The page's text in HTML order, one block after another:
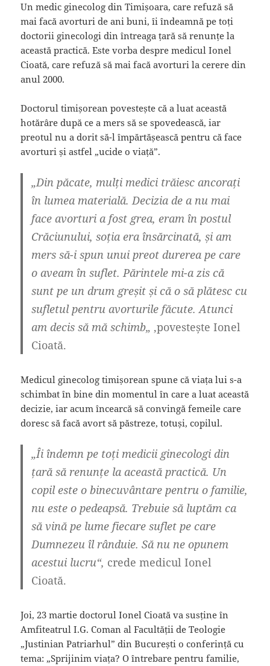
Un medic ginecolog din Timișoara, care refuză să
mai facă avorturi de ani buni, îi îndeamnă pe toți
doctorii ginecologi din întreaga țară să renunțe la
această practică. Este vorba despre medicul Ionel
Cioată, care refuză să mai facă avorturi la cerere din
anul 2000.
Doctorul timișorean povestește că a luat această
hotărâre după ce a mers să se spovedească, iar
preotul nu a dorit să-l împărtășească pentru că face
avorturi și astfel „ucide o viață”.
„Din păcate, mulți medici trăiesc ancorați
în lumea materială. Decizia de a nu mai
face avorturi a fost grea, eram în postul
Crăciunului, soția era însărcinată, și am
mers să-i spun unui preot durerea pe care
o aveam în suflet. Părintele mi-a zis că
sunt pe un drum greșit și că o să plătesc cu
sufletul pentru avorturile făcute. Atunci
am decis să mă schimb„ ,povestește Ionel
Cioată.
Medicul ginecolog timișorean spune că viața lui s-a
schimbat în bine din momentul în care a luat această
decizie, iar acum încearcă să convingă femeile care
doresc să facă avort să păstreze, totuși, copilul.
„Îi îndemn pe toți medicii ginecologi din
țară să renunțe la această practică. Un
copil este o binecuvântare pentru o familie,
nu este o pedeapsă. Trebuie să luptăm ca
să vină pe lume fiecare suflet pe care
Dumnezeu îl rânduie. Să nu ne opunem
acestui lucru“, crede medicul Ionel
Cioată.
Joi, 23 martie doctorul Ionel Cioată va susține în
Amfiteatrul I.G. Coman al Facultății de Teologie
„Justinian Patriarhul” din București o conferință cu
tema: „Sprijinim viața? O întrebare pentru familie,